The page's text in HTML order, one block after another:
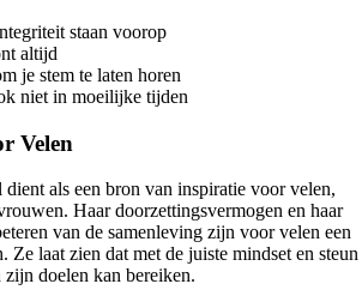
staan voorop
altijd
je stem te laten horen
niet in moeilijke tijden
Velen
als een bron van inspiratie voor velen,
Haar doorzettingsvermogen en haar
van de samenleving zijn voor velen een
Ze laat zien dat met de juiste mindset en steun
zijn doelen kan bereiken.